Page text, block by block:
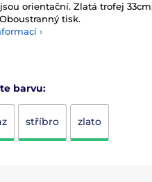
orientační. Zlatá trofej
tisk.
›
barvu:
stříbro zlato